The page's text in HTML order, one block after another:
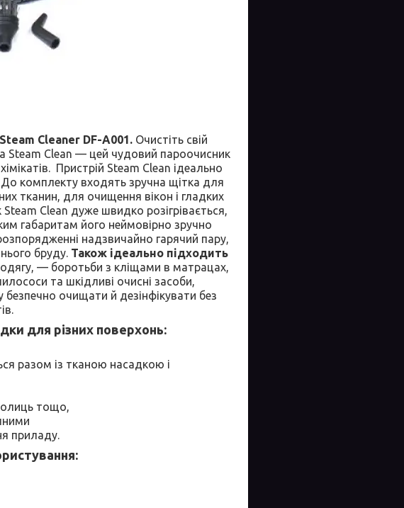
Cleaner DF-A001. Очистіть свій
Steam Clean — цей чудовий пароочисник
Пристрій Steam Clean ідеально
До комплекту входять зручна щітка для
тканин, для очищення вікон і гладких
Clean дуже швидко розігрівається,
габаритам його неймовірно зручно
надзвичайно гарячий пару,
бруду. Також ідеально підходить
— боротьби з кліщами в матрацах,
та шкідливі очисні засоби,
очищати й дезінфікувати без
для різних поверхонь:
разом із тканою насадкою і
тощо,
приладу.